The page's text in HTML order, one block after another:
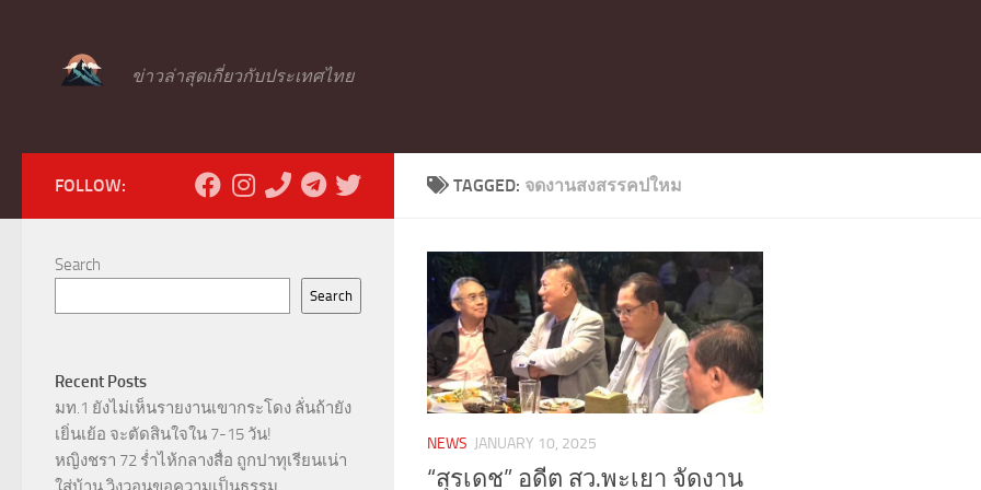
ข่าวล่าสุดเกี่ยวกับประเทศไทย
TAGGED: จดงานสงสรรคปใหม
NEWS JANUARY 10, 2025
“สุรเดช” อดีต สว.พะเยา จัดงาน
FOLLOW:
Search
Search
Recent Posts
มท.1 ยังไม่เห็นรายงานเขากระโดง ลั่นถ้ายัง
เยิ่นเย้อ จะตัดสินใจใน 7-15 วัน!
หญิงชรา 72 ร่ำไห้กลางสื่อ ถูกปาทุเรียนเน่า